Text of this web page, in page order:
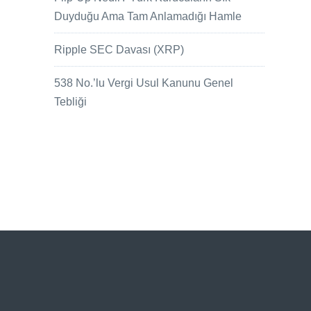
Duyduğu Ama Tam Anlamadığı Hamle
Ripple SEC Davası (XRP)
538 No.’lu Vergi Usul Kanunu Genel
Tebliği